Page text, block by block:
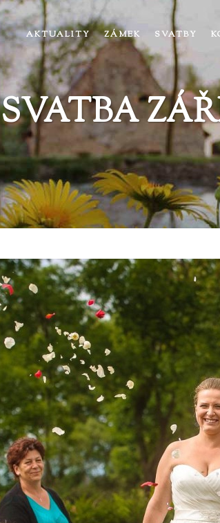
AKTUALITY ZÁMEK SVATBY
SVATBA